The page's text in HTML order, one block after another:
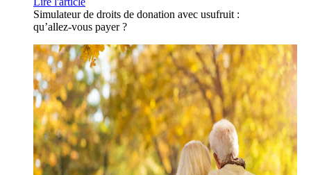
Simulateur de droits de donation avec usufruit :
qu’allez-vous payer ?